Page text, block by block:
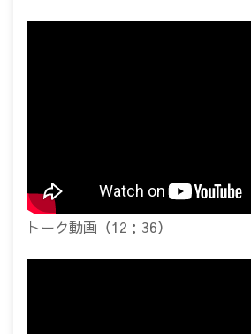
トーク動画（12：36）